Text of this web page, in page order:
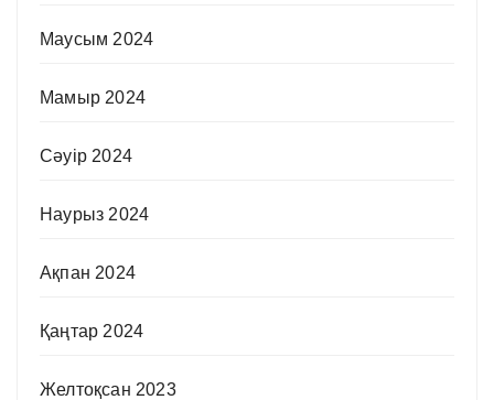
Маусым 2024
Мамыр 2024
Сәуір 2024
Наурыз 2024
Ақпан 2024
Қаңтар 2024
Желтоқсан 2023